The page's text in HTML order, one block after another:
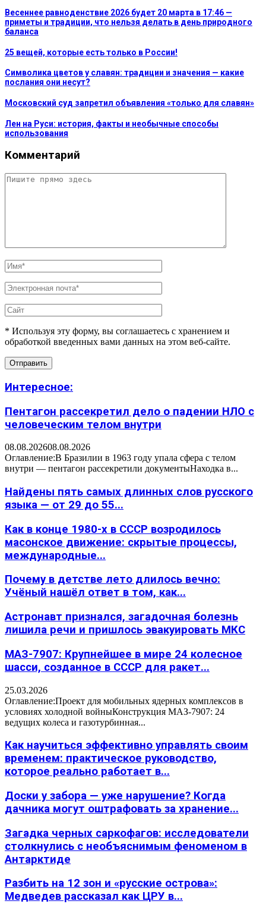
Весеннее равноденствие 2026 будет 20 марта в 17:46 —
приметы и традиции, что нельзя делать в день природного
баланса
25 вещей, которые есть только в России!
Символика цветов у славян: традиции и значения — какие
послания они несут?
Московский суд запретил объявления «только для славян»
Лен на Руси: история, факты и необычные способы
использования
Комментарий
* Используя эту форму, вы соглашаетесь с хранением и
обработкой введенных вами данных на этом веб-сайте.
Интересное:
Пентагон рассекретил дело о падении НЛО с
человеческим телом внутри
08.08.202608.08.2026
Оглавление:В Бразилии в 1963 году упала сфера с телом
внутри — пентагон рассекретили документыНаходка в...
Найдены пять самых длинных слов русского
языка — от 29 до 55...
Как в конце 1980-х в СССР возродилось
масонское движение: скрытые процессы,
международные...
Почему в детстве лето длилось вечно:
Учёный нашёл ответ в том, как...
Астронавт признался, загадочная болезнь
лишила речи и пришлось эвакуировать МКС
МАЗ-7907: Крупнейшее в мире 24 колесное
шасси, созданное в СССР для ракет...
25.03.2026
Оглавление:Проект для мобильных ядерных комплексов в
условиях холодной войныКонструкция МАЗ-7907: 24
ведущих колеса и газотурбинная...
Как научиться эффективно управлять своим
временем: практическое руководство,
которое реально работает в...
Доски у забора — уже нарушение? Когда
дачника могут оштрафовать за хранение...
Загадка черных саркофагов: исследователи
столкнулись с необъяснимым феноменом в
Антарктиде
Разбить на 12 зон и «русские острова»:
Медведев рассказал как ЦРУ в...